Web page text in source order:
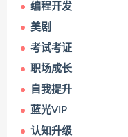
编程开发
美剧
考试考证
职场成长
自我提升
蓝光VIP
认知升级